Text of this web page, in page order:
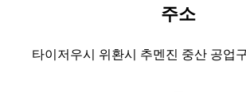
주소
타이저우시 위환시 추멘진 중산 공업